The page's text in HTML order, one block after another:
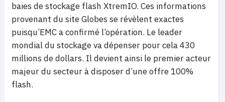
baies de stockage flash XtremIO. Ces informations
provenant du site Globes se révèlent exactes
puisqu’EMC a confirmé l’opération. Le leader
mondial du stockage va dépenser pour cela 430
millions de dollars. Il devient ainsi le premier acteur
majeur du secteur à disposer d’une offre 100%
flash.